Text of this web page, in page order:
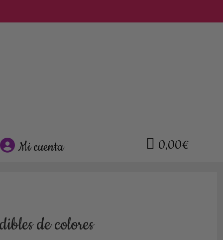
Mi cuenta 0,00€
de colores